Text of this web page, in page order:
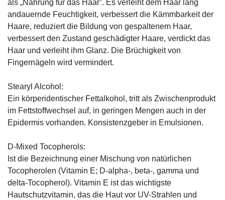
als „Nahrung für das Haar”. Es verleiht dem Haar lang
andauernde Feuchtigkeit, verbessert die Kämmbarkeit der
Haare, reduziert die Bildung von gespaltenem Haar,
verbessert den Zustand geschädigter Haare, verdickt das
Haar und verleiht ihm Glanz. Die Brüchigkeit von
Fingernägeln wird vermindert.
Stearyl Alcohol:
Ein körperidentischer Fettalkohol, tritt als Zwischenprodukt
im Fettstoffwechsel auf, in geringen Mengen auch in der
Epidermis vorhanden. Konsistenzgeber in Emulsionen.
D-Mixed Tocopherols:
Ist die Bezeichnung einer Mischung von natürlichen
Tocopherolen (Vitamin E; D-alpha-, beta-, gamma und
delta-Tocopherol). Vitamin E ist das wichtigste
Hautschutzvitamin, das die Haut vor UV-Strahlen und